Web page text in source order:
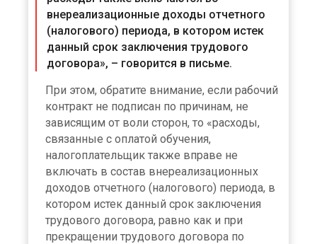
внереализационные доходы отчетного
(налогового) периода, в котором истек
данный срок заключения трудового
договора», – говорится в письме.
При этом, обратите внимание, если рабочий
контракт не подписан по причинам, не
зависящим от воли сторон, то «расходы,
связанные с оплатой обучения,
налогоплательщик также вправе не
включать в состав внереализационных
доходов отчетного (налогового) периода, в
котором истек данный срок заключения
трудового договора, равно как и при
прекращении трудового договора по